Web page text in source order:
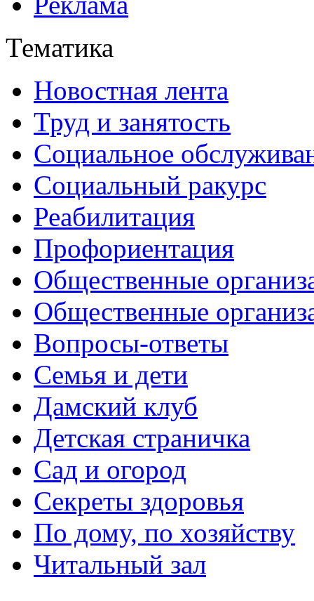
Тематика
Новостная лента
Труд и занятость
Социальное
Социальный ракурс
Реабилитация
Профориентация
Общественные
Общественные
Вопросы-ответы
Семья и дети
Дамский клуб
Детская страничка
Сад и огород
Секреты здоровья
По дому, по хозяйству
Читальный зал